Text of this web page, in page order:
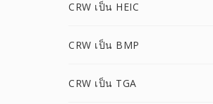
CRW เป็น HEIC
CRW เป็น BMP
CRW เป็น TGA